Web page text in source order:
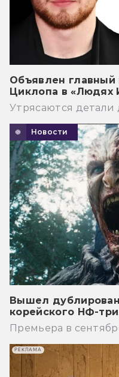
Объявлен главный
Циклопа в «Людях
Утрясаются детали
Новости
Вышел
корейского НФ-
Премьера в
РЕКЛАМА